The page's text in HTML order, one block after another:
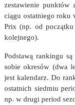
zestawienie punktów
ciągu ostatniego roku
Prix (np. od
kolejnego).
Podstawą rankingu
sobie okresów (dwa
jest kalendarz. Do
ostatnich siedmiu
np. w drugi period